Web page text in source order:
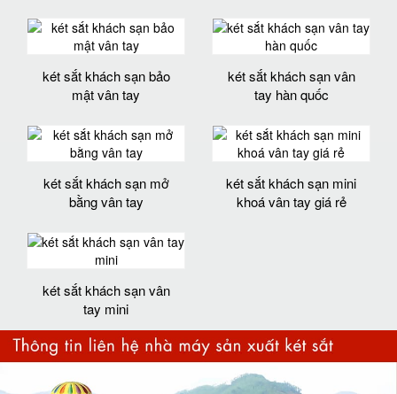
két sắt khách sạn bảo
mật vân tay
két sắt khách sạn vân
tay hàn quốc
két sắt khách sạn mở
bằng vân tay
két sắt khách sạn mini
khoá vân tay giá rẻ
két sắt khách sạn vân
tay mini